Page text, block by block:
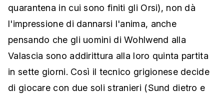
quarantena in cui sono finiti gli Orsi), non dà
l'impressione di dannarsi l'anima, anche
pensando che gli uomini di Wohlwend alla
Valascia sono addirittura alla loro quinta partita
in sette giorni. Così il tecnico grigionese decide
di giocare con due soli stranieri (Sund dietro e